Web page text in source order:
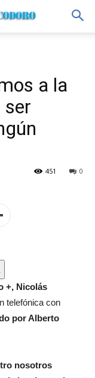
a la
ser
0
451
+, Nicolás
telefónica con
por Alberto
nosotros